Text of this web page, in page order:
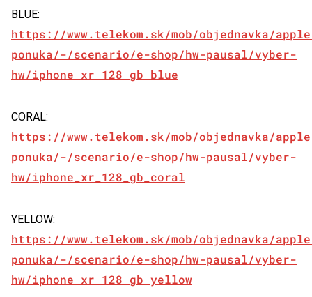
BLUE:
https://www.telekom.sk/mob/objednavka/
ponuka/-/scenario/e-shop/hw-pausal/vyber-
hw/iphone_xr_128_gb_blue
CORAL:
https://www.telekom.sk/mob/objednavka/
ponuka/-/scenario/e-shop/hw-pausal/vyber-
hw/iphone_xr_128_gb_coral
YELLOW:
https://www.telekom.sk/mob/objednavka/
ponuka/-/scenario/e-shop/hw-pausal/vyber-
hw/iphone_xr_128_gb_yellow